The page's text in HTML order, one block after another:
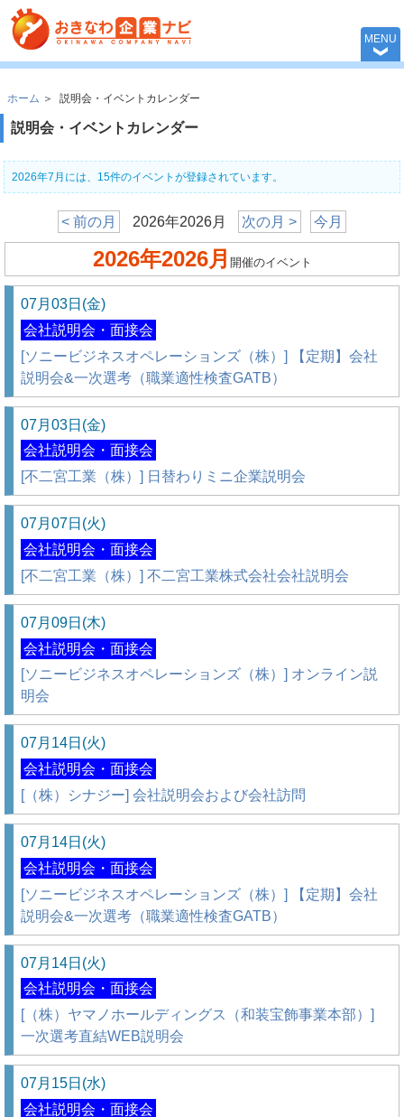
おきなわ企業
MENU
ホーム ＞ 説明会・イベントカレンダー
説明会・イベントカレンダー
2026年7月には、15件のイベントが登録されています。
< 前の月 2026年2026月 次の月 > 今月
2026年2026月 開催のイベント
07月03日(金)
会社説明会・面接会
[ソニービジネスオペレーションズ（株）] 【定期】会社
説明会&一次選考（職業適性検査GATB）
07月03日(金)
会社説明会・面接会
[不二宮工業（株）] 日替わりミニ企業説明会
07月07日(火)
会社説明会・面接会
[不二宮工業（株）] 不二宮工業株式会社会社説明会
07月09日(木)
会社説明会・面接会
[ソニービジネスオペレーションズ（株）] オンライン説
明会
07月14日(火)
会社説明会・面接会
[（株）シナジー] 会社説明会および会社訪問
07月14日(火)
会社説明会・面接会
[ソニービジネスオペレーションズ（株）] 【定期】会社
説明会&一次選考（職業適性検査GATB）
07月14日(火)
会社説明会・面接会
[（株）ヤマノホールディングス（和装宝飾事業本部）]
一次選考直結WEB説明会
07月15日(水)
会社説明会・面接会